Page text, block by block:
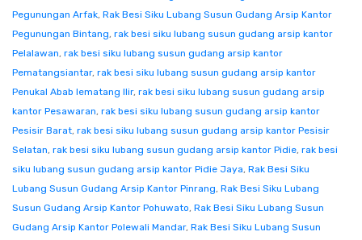
Pegunungan Arfak, Rak Besi Siku Lubang Susun Gudang Arsip Kantor
Pegunungan Bintang, rak besi siku lubang susun gudang arsip kantor
Pelalawan, rak besi siku lubang susun gudang arsip kantor
Pematangsiantar, rak besi siku lubang susun gudang arsip kantor
Penukal Abab lematang Ilir, rak besi siku lubang susun gudang arsip
kantor Pesawaran, rak besi siku lubang susun gudang arsip kantor
Pesisir Barat, rak besi siku lubang susun gudang arsip kantor Pesisir
Selatan, rak besi siku lubang susun gudang arsip kantor Pidie, rak besi
siku lubang susun gudang arsip kantor Pidie Jaya, Rak Besi Siku
Lubang Susun Gudang Arsip Kantor Pinrang, Rak Besi Siku Lubang
Susun Gudang Arsip Kantor Pohuwato, Rak Besi Siku Lubang Susun
Gudang Arsip Kantor Polewali Mandar, Rak Besi Siku Lubang Susun